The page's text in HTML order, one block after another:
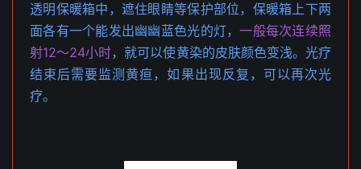
透明保暖箱中，遮住眼睛等保护部位，保暖箱上下两
面各有一个能发出幽幽蓝色光的灯，一般每次连续照
射12～24小时，就可以使黄染的皮肤颜色变浅。光疗
结束后需要监测黄疸，如果出现反复，可以再次光
疗。